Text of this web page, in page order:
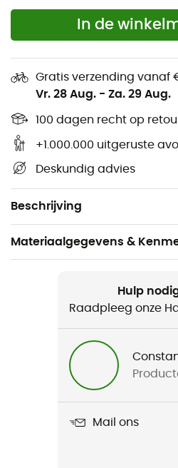
In de
Gratis verzending vanaf
Vr. 28 Aug. - Za. 29 Aug.
100 dagen recht op
+1.000.000 uitgeruste
Deskundig advies
Beschrijving
Elastische zijvakken
Intern vak om
Gewatteerde draaggrepen
Gestoffeerde en stabiele
Compressieriemen
Positieverstelbare riemen
Sleutelclip
Materiaalgegevens &
Heren / Dames
Hulp
Raadpleeg onze
Mail ons